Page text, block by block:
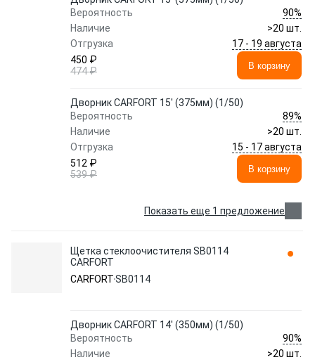
Вероятность
90%
Наличие
>20 шт.
Отгрузка
17 - 19 августа
450 ₽
474 ₽
В корзину
Дворник CARFORT 15' (375мм) (1/50)
Вероятность
89%
Наличие
>20 шт.
Отгрузка
15 - 17 августа
512 ₽
539 ₽
В корзину
Показать еще 1 предложение
Щетка стеклоочистителя SB0114
CARFORT
CARFORTSB0114
Дворник CARFORT 14' (350мм) (1/50)
Вероятность
90%
Наличие
>20 шт.